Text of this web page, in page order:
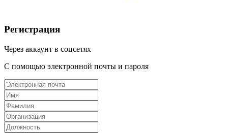
Регистрация
Через аккаунт в соцсетях
С помощью электронной почты и пароля